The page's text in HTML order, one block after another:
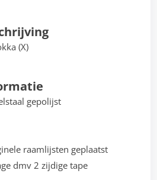
(X)
gepolijst
raamlijsten geplaatst
dmv 2 zijdige tape